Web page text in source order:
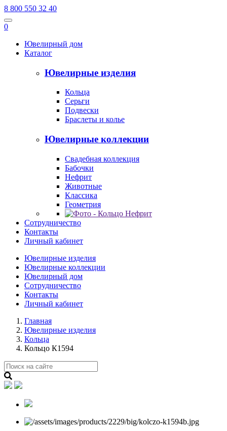
8 800 550 32 40
0
Ювелирный дом
Каталог
Ювелирные изделия
Кольца
Серьги
Подвески
Браслеты и колье
Ювелирные коллекции
Свадебная коллекция
Бабочки
Нефрит
Животные
Классика
Геометрия
Сотрудничество
Контакты
Личный кабинет
Ювелирные изделия
Ювелирные коллекции
Ювелирный дом
Сотрудничество
Контакты
Личный кабинет
Главная
Ювелирные изделия
Кольца
Кольцо К1594